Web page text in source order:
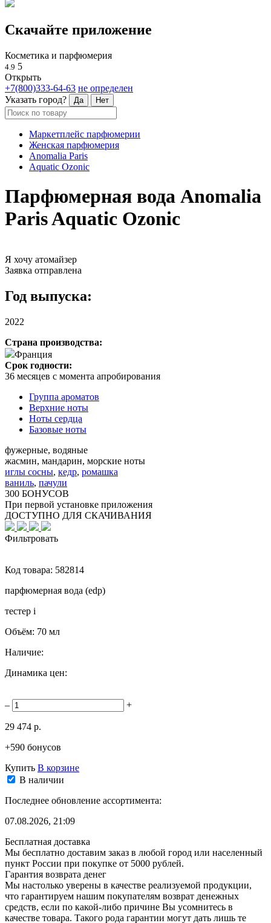
Скачайте приложение
Косметика и парфюмерия
4.9 5
Открыть
+7(800)333-64-63 не определен
Указать город?
Да Нет
Маркетплейс парфюмерии
Женская парфюмерия
Anomalia Paris
Aquatic Ozonic
Парфюмерная вода Anomalia
Paris Aquatic Ozonic
Я хочу атомайзер
Заявка отправлена
Год выпуска:
2022
Страна производства:
Франция
Срок годности:
36 месяцев с момента апробирования
Группа ароматов
Верхние ноты
Ноты сердца
Базовые ноты
фужерные, водяные
жасмин, мандарин, морские ноты
иглы сосны, кедр, ромашка
ваниль, пачули
300 БОНУСОВ
При первой установке приложения
ДОСТУПНО ДЛЯ СКАЧИВАНИЯ
Фильтровать
Код товара: 582814
парфюмерная вода (edp)
тестер i
Объём: 70 мл
Наличие:
Динамика цен:
– +
29 474 р.
+590 бонусов
Купить В корзине
В наличии
Последнее обновление ассортимента:
07.08.2026, 21:09
Бесплатная доставка
Мы бесплатно доставим заказ в любой город или населенный
пункт России при покупке от 5000 рублей.
Гарантия возврата денег
Мы настолько уверены в качестве реализуемой продукции,
что гарантируем нашим покупателям возврат денежных
средств, если по какой-либо причине Вы усомнитесь в
качестве товара. Такого рода гарантии могут дать лишь те